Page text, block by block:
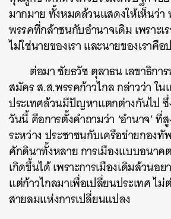
มากมาย ทั้งหมดล้วนแสดงให้เห็นว่า
พรรคที่กล้าชนกับอำนาจเดิม เพราะเ
ไม่ใช่นายของเรา และนายของเราคื
ต่อมา ชัยธวัช ตุลาธน เลขาธิกา
สมัคร ส.ส.พรรคก้าวไกล กล่าวว่า ใ
ประเทศล้วนมีปัญหาแตกต่างกันไป ซึ่
วันนี้ คือการตั้งคำถามว่า ‘อำนาจ’ ที่
ระหว่าง ประชาชนกับเครือข่ายกอง
ศักดินาทั้งหลาย การเมืองแบบอนาค
เกิดขึ้นได้ เพราะการเมืองเดิมล้วนอ
แต่ก้าวไกลมาเพื่อเปลี่ยนประเทศ ไม่
สายลมแห่งการเปลี่ยนแปลง